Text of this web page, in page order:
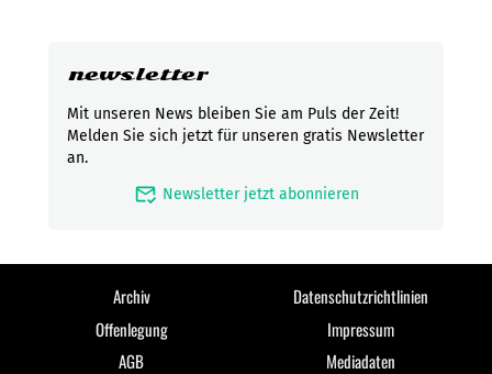
newsletter
Mit unseren News bleiben Sie am Puls der Zeit!
Melden Sie sich jetzt für unseren gratis Newsletter
an.
mark_email_read Newsletter jetzt abonnieren
Archiv
Datenschutzrichtlinien
Offenlegung
Impressum
AGB
Mediadaten